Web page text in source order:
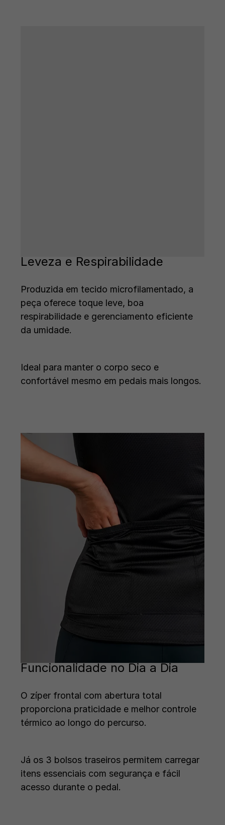
Leveza e Respirabilidade
Produzida em tecido microfilamentado, a
peça oferece toque leve, boa
respirabilidade e gerenciamento eficiente
da umidade.
Ideal para manter o corpo seco e
confortável mesmo em pedais mais longos.
Funcionalidade no Dia a Dia
O zíper frontal com abertura total
proporciona praticidade e melhor controle
térmico ao longo do percurso.
Já os 3 bolsos traseiros permitem carregar
itens essenciais com segurança e fácil
acesso durante o pedal.